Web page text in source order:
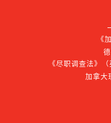
《
《尽职调查法》
加拿大